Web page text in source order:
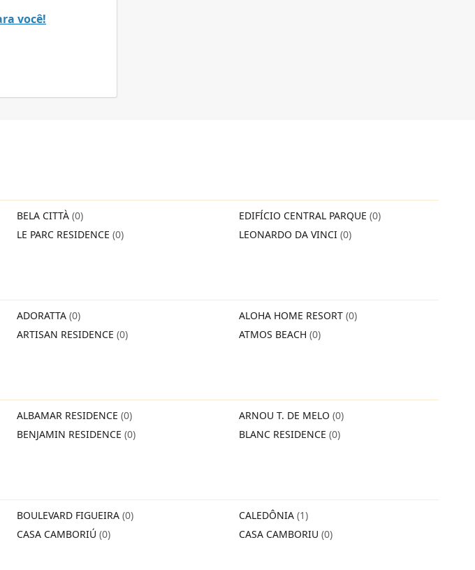
você!
BELA CITTÀ (0) EDIFÍCIO CENTRAL PARQUE (0)
LE PARC RESIDENCE (0) LEONARDO DA VINCI (0)
ADORATTA (0) ALOHA HOME RESORT (0)
ARTISAN RESIDENCE (0) ATMOS BEACH (0)
ALBAMAR RESIDENCE (0) ARNOU T. DE MELO (0)
BENJAMIN RESIDENCE (0) BLANC RESIDENCE (0)
BOULEVARD FIGUEIRA (0) CALEDÔNIA (1)
CASA CAMBORIÚ (0) CASA CAMBORIU (0)